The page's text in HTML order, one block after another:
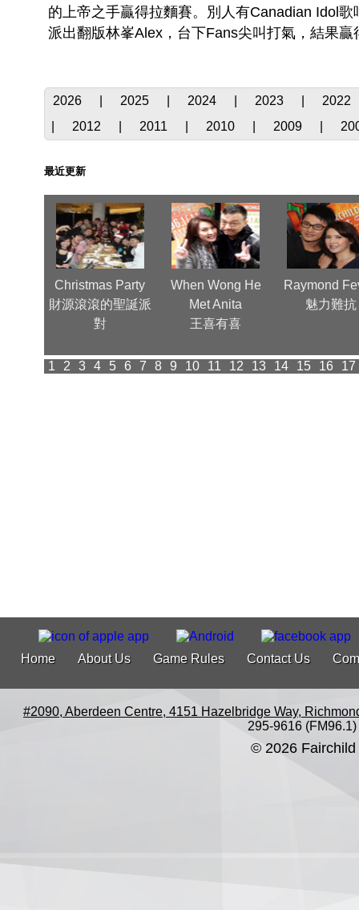
的上帝之手贏得拉麵賽。別人有Canadian Idol
派出翻版林峯Alex，台下Fans尖叫打氣，結果
2026 2025 2024 2023
2022
2012 2011 2010 2009
最近更新
Christmas Party
財源滾滾的聖誕派
對
When Wong He
Met Anita
王喜有喜
Raymond
魅力難抗
1 2 3 4 5 6 7 8 9 10 11 12 13 14 15 16 17
Home About Us Game Rules Contact Us
#2090, Aberdeen Centre, 4151 Hazelbridge Way,
295-9616 (FM96.1)
© 2026 Fairchild